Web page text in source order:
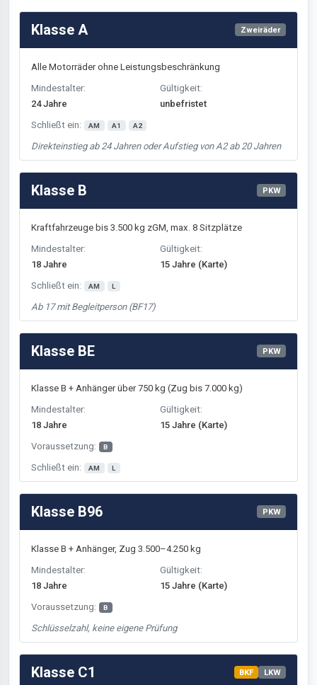
Klasse A Zweiräder
Alle Motorräder ohne Leistungsbeschränkung
Mindestalter:
24 Jahre
Gültigkeit:
unbefristet
Schließt ein:
AM A1 A2
Direkteinstieg ab 24 Jahren oder Aufstieg von A2 ab 20 Jahren
Klasse B PKW
Kraftfahrzeuge bis 3.500 kg zGM, max. 8 Sitzplätze
Mindestalter:
18 Jahre
Gültigkeit:
15 Jahre (Karte)
Schließt ein:
AM L
Ab 17 mit Begleitperson (BF17)
Klasse BE PKW
Klasse B + Anhänger über 750 kg (Zug bis 7.000 kg)
Mindestalter:
18 Jahre
Gültigkeit:
15 Jahre (Karte)
Voraussetzung:
B
Schließt ein: AM L
Klasse B96 PKW
Klasse B + Anhänger, Zug 3.500–4.250 kg
Mindestalter:
18 Jahre
Gültigkeit:
15 Jahre (Karte)
Voraussetzung:
B
Schlüsselzahl, keine eigene Prüfung
Klasse C1 BKF LKW